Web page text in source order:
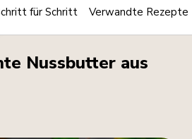
Print
Share
Nussbutter aus
für Schritt Verwandte Rezepte